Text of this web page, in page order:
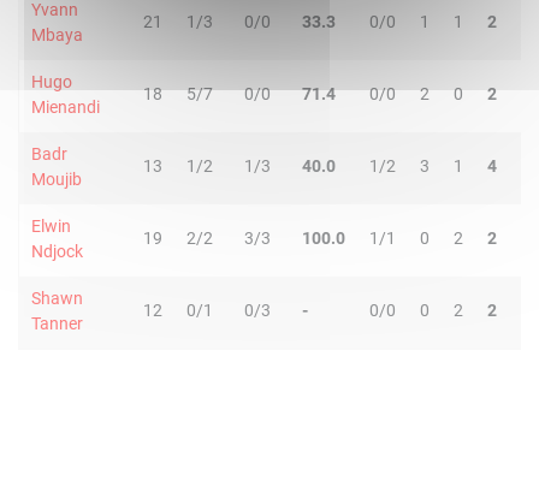
Yvann
Mbaya
21 1/3 0/0 33.3 0/0 1 1 2
Hugo
Mienandi
18 5/7 0/0 71.4 0/0 2 0 2
Badr
Moujib
13 1/2 1/3 40.0 1/2 3 1 4
Elwin
Ndjock
19 2/2 3/3 100.0 1/1 0 2 2
Shawn
Tanner
12 0/1 0/3 - 0/0 0 2 2